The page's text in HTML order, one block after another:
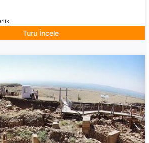
Turu İncele